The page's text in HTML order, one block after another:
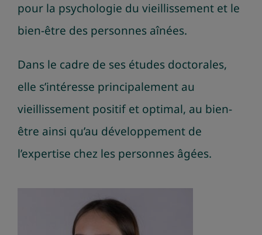
pour la psychologie du vieillissement et le
bien-être des personnes aînées.
Dans le cadre de ses études doctorales,
elle s’intéresse principalement au
vieillissement positif et optimal, au bien-
être ainsi qu’au développement de
l’expertise chez les personnes âgées.